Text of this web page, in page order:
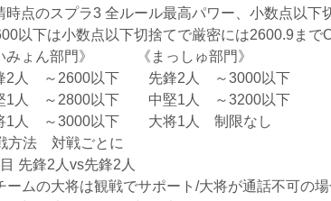
時点のスプラ3 全ルール最高パワー、小数点以下
以下は小数点以下切捨てで厳密には2600.9まで
みょん部門》 《まっしゅ部門》
2人 ～2600以下 先鋒2人 ～3000以下
1人 ～2800以下 中堅1人 ～3200以下
1人 ～3000以下 大将1人 制限なし
方法 対戦ごとに
先鋒2人vs先鋒2人
ームの大将は観戦でサポート/大将が通話不可の